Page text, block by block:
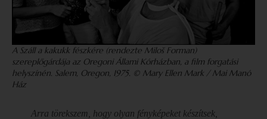
A Száll a kakukk fészkére (rendezte Miloš Forman)
szereplőgárdája az Oregoni Állami Kórházban, a film forgatási
helyszínén. Salem, Oregon, 1975. © Mary Ellen Mark / Mai Manó
Ház
Arra törekszem, hogy olyan fényképeket készítsek,